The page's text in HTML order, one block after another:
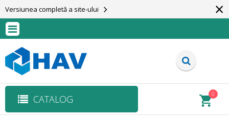
Versiunea completă a site-ului ×
CATALOG 0